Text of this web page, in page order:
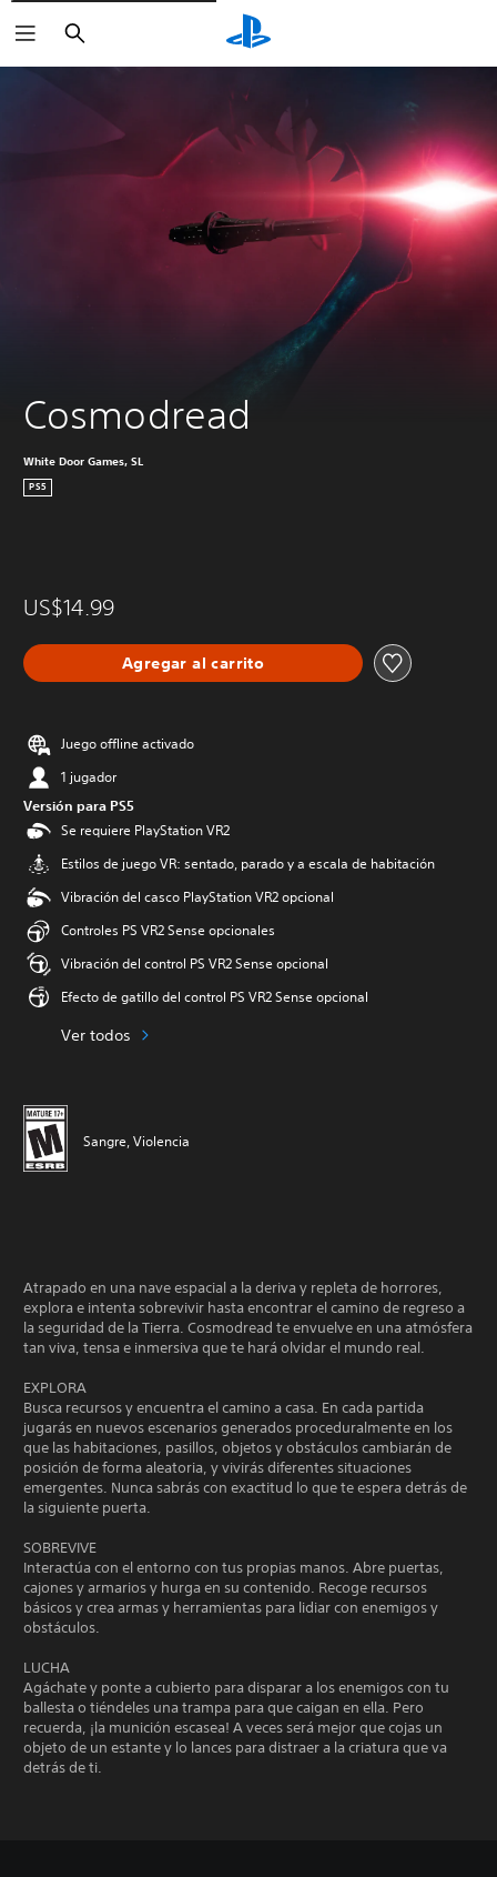
Buscar
Cosmodread
White Door Games, SL
PS5
US$14.99
Agregar al carrito
Juego offline activado
1 jugador
Versión para PS5
Se requiere PlayStation VR2
Estilos de juego VR: sentado, parado y a escala de habitación
Vibración del casco PlayStation VR2 opcional
Controles PS VR2 Sense opcionales
Vibración del control PS VR2 Sense opcional
Efecto de gatillo del control PS VR2 Sense opcional
Ver todos
Sangre, Violencia
Atrapado en una nave espacial a la deriva y repleta de horrores,
explora e intenta sobrevivir hasta encontrar el camino de regreso a
la seguridad de la Tierra. Cosmodread te envuelve en una atmósfera
tan viva, tensa e inmersiva que te hará olvidar el mundo real.
EXPLORA
Busca recursos y encuentra el camino a casa. En cada partida
jugarás en nuevos escenarios generados proceduralmente en los
que las habitaciones, pasillos, objetos y obstáculos cambiarán de
posición de forma aleatoria, y vivirás diferentes situaciones
emergentes. Nunca sabrás con exactitud lo que te espera detrás de
la siguiente puerta.
SOBREVIVE
Interactúa con el entorno con tus propias manos. Abre puertas,
cajones y armarios y hurga en su contenido. Recoge recursos
básicos y crea armas y herramientas para lidiar con enemigos y
obstáculos.
LUCHA
Agáchate y ponte a cubierto para disparar a los enemigos con tu
ballesta o tiéndeles una trampa para que caigan en ella. Pero
recuerda, ¡la munición escasea! A veces será mejor que cojas un
objeto de un estante y lo lances para distraer a la criatura que va
detrás de ti.